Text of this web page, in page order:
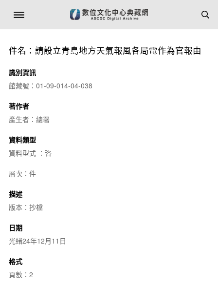
件名：請設立青島地方天氣報風各局電作為官報由
識別資訊
館藏號：01-09-014-04-038
著作者
產生者：總署
資料類型
資料型式 ：咨
層次：件
描述
版本：抄檔
日期
光緒24年12月11日
格式
頁數：2